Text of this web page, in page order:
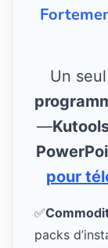
Un
—
pour
✅
packs